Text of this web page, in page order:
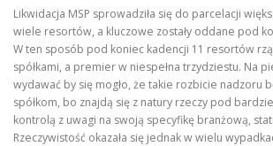
Likwidacja MSP sprowadziła się do parcelacji
wiele resortów, a kluczowe zostały oddane pod
W ten sposób pod koniec kadencji 11 resortów
spółkami, a premier w niespełna trzydziestu. Na
wydawać by się mogło, że takie rozbicie nadzoru
spółkom, bo znajdą się z natury rzeczy pod
kontrolą z uwagi na swoją specyfikę branżową,
Rzeczywistość okazała się jednak w wielu